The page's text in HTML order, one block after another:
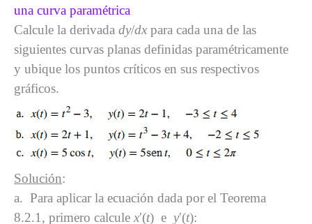
una curva paramétrica
Calcule la derivada dy/dxpara cada una de las
siguientes curvas planas definidas paramétricamente
y ubique los puntos críticos en sus respectivos
gráficos.
Solución:
a. Para aplicar la ecuación dada por el Teorema
8.2.1, primero calcule x′(t) e y′(t):